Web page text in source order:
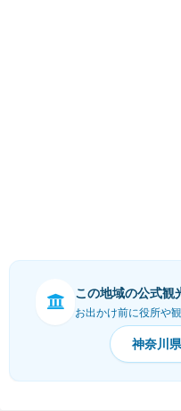
この地域の公式観
お出かけ前に役所や
神奈川